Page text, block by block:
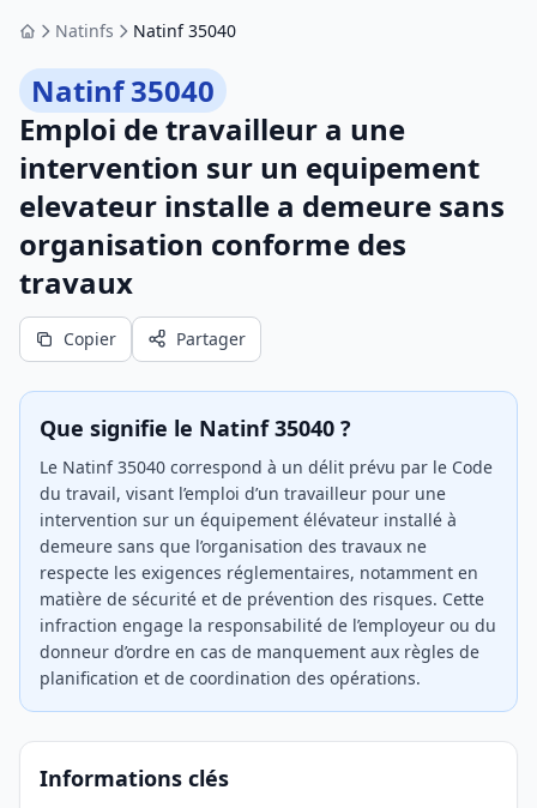
AccueilNatinfs Natinf 35040
Natinf 35040
Emploi de travailleur a une
intervention sur un equipement
elevateur installe a demeure sans
organisation conforme des
travaux
Copier Partager
Que signifie le Natinf 35040 ?
Le Natinf 35040 correspond à un délit prévu par le Code
du travail, visant l’emploi d’un travailleur pour une
intervention sur un équipement élévateur installé à
demeure sans que l’organisation des travaux ne
respecte les exigences réglementaires, notamment en
matière de sécurité et de prévention des risques. Cette
infraction engage la responsabilité de l’employeur ou du
donneur d’ordre en cas de manquement aux règles de
planification et de coordination des opérations.
Informations clés